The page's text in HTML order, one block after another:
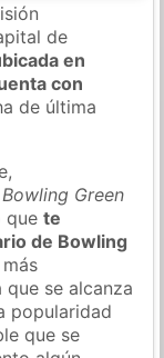
de
en
con
de última
Green
quete
de Bowling
se alcanza
popularidad
que se